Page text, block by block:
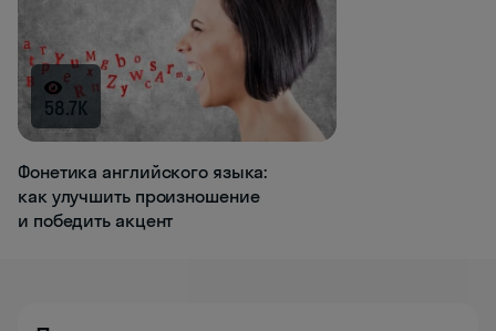
58.7K
Фонетика английского языка:
как улучшить произношение
и победить акцент